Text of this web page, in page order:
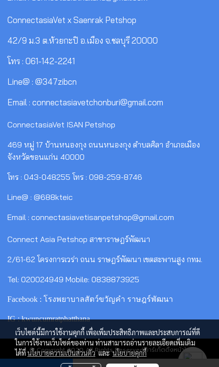
ConnectasiaVet x Saenrak Petshop
42/9 ม.3 ต.ห้วยกะปิ อ.เมือง จ.ชลบุรี 20000
โทร : 061-142-2241
Line@ : @347zibcn
Email : connectasiavetchonburi@gmail.com
ConnectasiaVet ISAN Petshop
469 หมู่ 17 บ้านหนองกุง ถนนหนองกุง ตำบลศิลา อำเภอเมือง
จังหวัดขอนแก่น 40000
โทร : 043-048255 โทร : 098-259-8746
Line@ : @688kteic
Email : connectasiavetisanpetshop@gmail.com
Connect Asia Petshop สาขาราษฎร์พัฒนา
2/61-62 โครงการเวร่า ถนน ราษฎร์พัฒนา เขตสะพานสูง กทม.
Tel: 020024949 Mobile: 0838873925
Facebook : โรงพยาบาลสัตว์ขวัญคำ ราษฎร์พัฒนา
IG : kwuncumratphatthana
© Copyright 2020 All Rights Reserved.มาร์เก็ตติ้งหน้าใส
เว็บไซต์นี้มีการใช้งานคุกกี้ เพื่อเพิ่มประสิทธิภาพและประสบการณ์ที่ดี
ในการใช้งานเว็บไซต์ของท่าน ท่านสามารถอ่านรายละเอียดเพิ่มเติม
ได้ที่นโยบายความเป็นส่วนตัวและนโยบายคุกกี้